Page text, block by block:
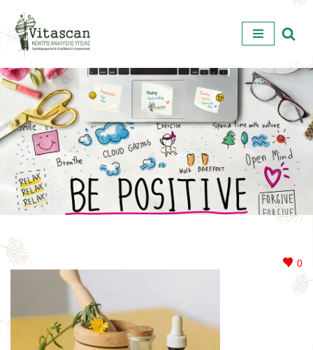
Μεταπηδήστε
στο
περιεχόμενο
0